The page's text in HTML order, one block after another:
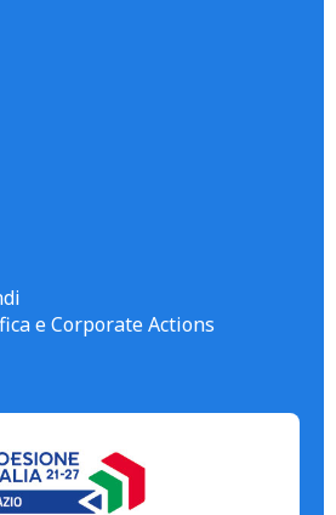
e Corporate Actions